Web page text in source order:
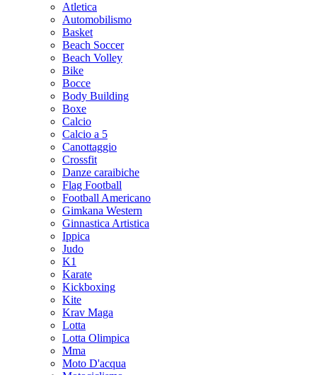
Atletica
Automobilismo
Basket
Beach Soccer
Beach Volley
Bike
Bocce
Body Building
Boxe
Calcio
Calcio a 5
Canottaggio
Crossfit
Danze caraibiche
Flag Football
Football Americano
Gimkana Western
Ginnastica Artistica
Ippica
Judo
K1
Karate
Kickboxing
Kite
Krav Maga
Lotta
Lotta Olimpica
Mma
Moto D'acqua